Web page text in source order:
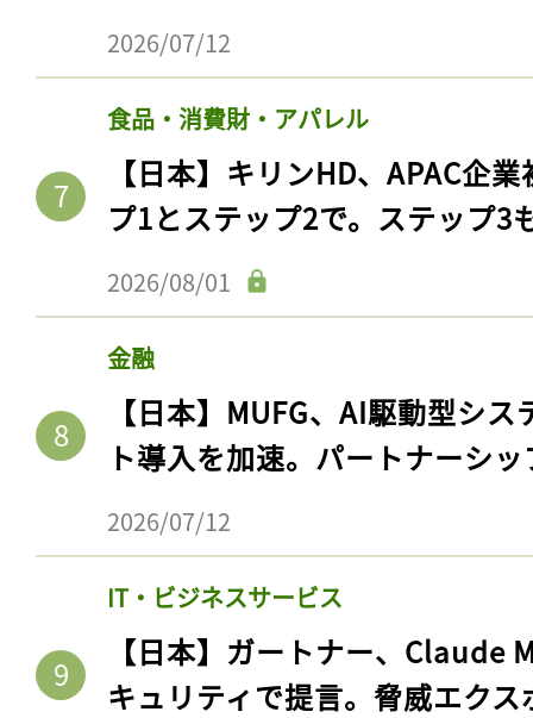
2026/07/12
食品・消費財・アパレル
【日本】キリンHD、APAC企
プ1とステップ2で。ステップ3
2026/08/01
金融
【日本】MUFG、AI駆動型シ
ト導入を加速。パートナーシ
2026/07/12
IT・ビジネスサービス
【日本】ガートナー、Claude
キュリティで提言。脅威エク
ログイン
会員登録